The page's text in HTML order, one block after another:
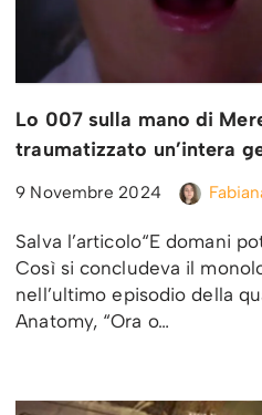
Lo 007 sulla mano di
traumatizzato un’intera
9 Novembre 2024
Salva l’articolo“E domani
Così si concludeva il
nell’ultimo episodio della
Anatomy, “Ora o…